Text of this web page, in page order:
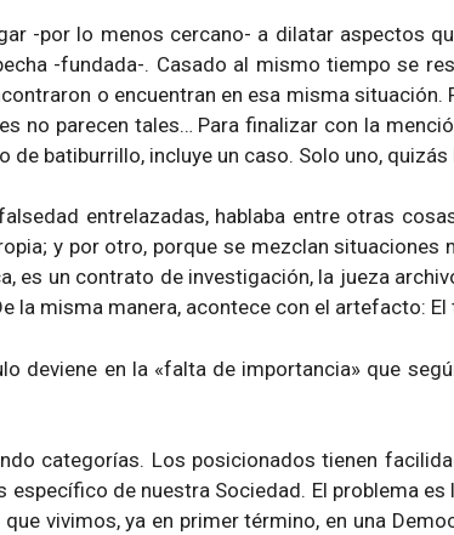
-por lo menos cercano- a dilatar aspectos
-fundada-. Casado al mismo tiempo se
o encuentran en esa misma
no parecen tales… Para finalizar con la
batiburrillo, incluye un caso. Solo uno,
entrelazadas, hablaba entre otras
y por otro, porque se mezclan
es un contrato de investigación, la jueza
la misma manera, acontece con el artefacto:
deviene en la «falta de importancia» que
categorías. Los posicionados tienen
de nuestra Sociedad. El problema
vivimos, ya en primer término, en una